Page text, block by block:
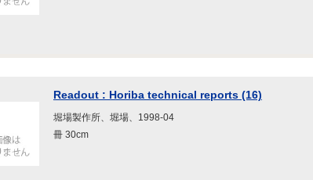
Readout : Horiba technical reports (16)
堀場製作所、堀場、1998-04
冊 30cm